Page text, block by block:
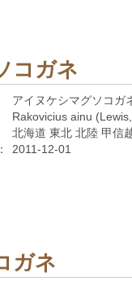
コガネ
アイヌケシマグソコガ
Rakovicius ainu
北海道 東北 北陸 甲信
2011-12-01
ガネ